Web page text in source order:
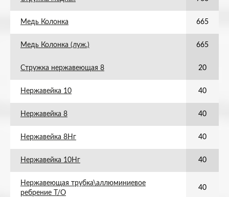
Медь Колонка 665
Медь Колонка (луж.) 665
Стружка нержавеющая 8 20
Нержавейка 10 40
Нержавейка 8 40
Нержавейка 8Нг 40
Нержавейка 10Нг 40
Нержавеющая трубка\аллюминиевое
ребрение Т/О
40